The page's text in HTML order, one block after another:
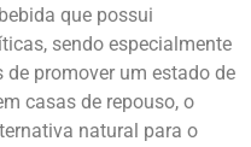
que possui
sendo especialmente
promover um estado de
casas de repouso, o
natural para o